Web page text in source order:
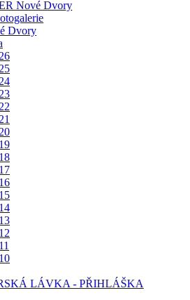
Nové Dvory
Dvory
LÁVKA - PŘIHLÁŠKA